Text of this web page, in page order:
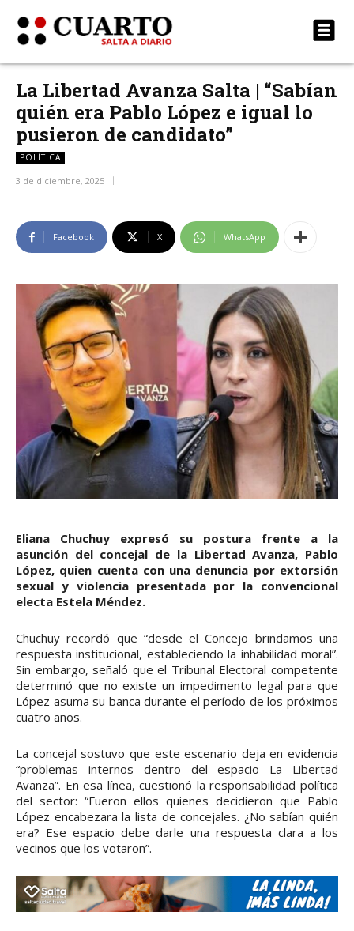
La Libertad Avanza Salta | “Sabían
quién era Pablo López e igual lo
pusieron de candidato”
POLÍTICA
3 de diciembre, 2025
Facebook X WhatsApp
Eliana Chuchuy expresó su postura frente a la
asunción del concejal de la Libertad Avanza, Pablo
López, quien cuenta con una denuncia por extorsión
sexual y violencia presentada por la convencional
electa Estela Méndez.
Chuchuy recordó que “desde el Concejo brindamos una
respuesta institucional, estableciendo la inhabilidad moral”.
Sin embargo, señaló que el Tribunal Electoral competente
determinó que no existe un impedimento legal para que
López asuma su banca durante el período de los próximos
cuatro años.
La concejal sostuvo que este escenario deja en evidencia
“problemas internos dentro del espacio La Libertad
Avanza”. En esa línea, cuestionó la responsabilidad política
del sector: “Fueron ellos quienes decidieron que Pablo
López encabezara la lista de concejales. ¿No sabían quién
era? Ese espacio debe darle una respuesta clara a los
vecinos que los votaron”.